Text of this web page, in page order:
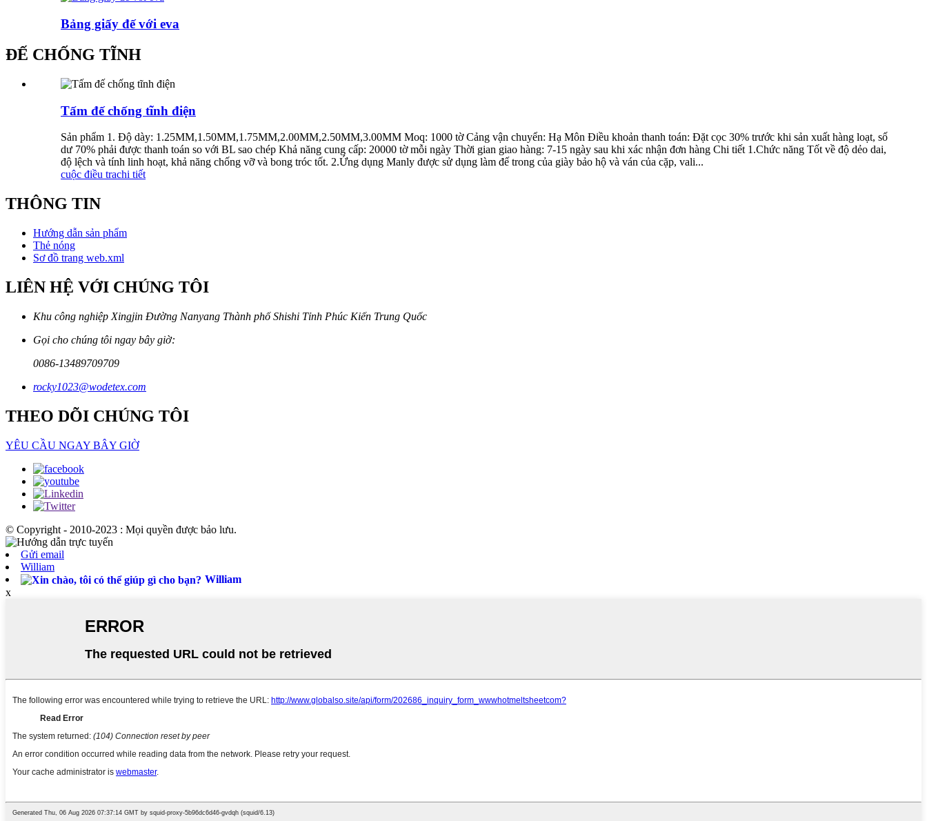
Bảng giấy đế với eva
ĐẾ CHỐNG TĨNH
Tấm đế chống tĩnh điện
Sản phẩm 1. Độ dày: 1.25MM,1.50MM,1.75MM,2.00MM,2.50MM,3.00MM Moq: 1000 tờ Cảng vận chuyển: Hạ Môn Điều khoản thanh toán: Đặt cọc 30% trước khi sản xuất hàng loạt, số
dư 70% phải được thanh toán so với BL sao chép Khả năng cung cấp: 20000 tờ mỗi ngày Thời gian giao hàng: 7-15 ngày sau khi xác nhận đơn hàng Chi tiết 1.Chức năng Tốt về độ dẻo dai,
độ lệch và tính linh hoạt, khả năng chống vỡ và bong tróc tốt. 2.Ứng dụng Manly được sử dụng làm đế trong của giày bảo hộ và ván của cặp, vali...
cuộc điều trachi tiết
THÔNG TIN
Hướng dẫn sản phẩm
Thẻ nóng
Sơ đồ trang web.xml
LIÊN HỆ VỚI CHÚNG TÔI
Khu công nghiệp Xingjin Đường Nanyang Thành phố Shishi Tỉnh Phúc Kiến Trung Quốc
Gọi cho chúng tôi ngay bây giờ:
0086-13489709709
rocky1023@wodetex.com
THEO DÕI CHÚNG TÔI
YÊU CẦU NGAY BÂY GIỜ
© Copyright - 2010-2023 : Mọi quyền được bảo lưu.
Gửi email
William
William
x